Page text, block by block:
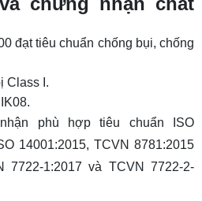
đạt tiêu chuẩn chống bụi, chống
Class I.
phù hợp tiêu chuẩn ISO
14001:2015, TCVN 8781:2015
7722-1:2017 và TCVN 7722-2-